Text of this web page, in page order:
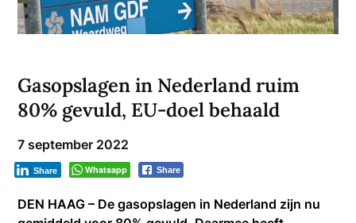
Gasopslagen in Nederland ruim
80% gevuld, EU-doel behaald
7 september 2022
Whatsapp Share
Share
DEN HAAG – De gasopslagen in Nederland zijn nu